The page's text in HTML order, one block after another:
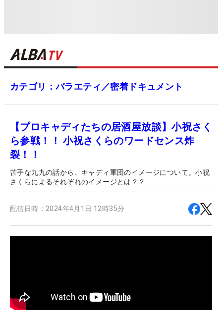
カテゴリ：バラエティ／密着ドキュメント
【プロキャディたちの居酒屋放談】小祝さく
ら参戦！！ 小祝さくらのワードセンス炸
裂！！
苦手な九九の話から、キャディ軍団のイメージについて。小祝
さくらによるそれぞれのイメージとは？？
配信日時： 2024年4月1日 12時35分